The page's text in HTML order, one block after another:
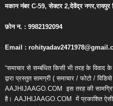
मकान नंबरC-59,सेक्टर2,देवेंद्र नगर,रायपुर
फ़ोन न. : 9982192094
Email :
“समाचार से सम्बंधित किसी भी तरह के विवाद
द्वारा प्रस्तुत सामग्री ( समाचार / फोटो /
AAJHIJAAGO.COM इस तरह की
है। AAJHIJAAGO.COM में प्रकाशित